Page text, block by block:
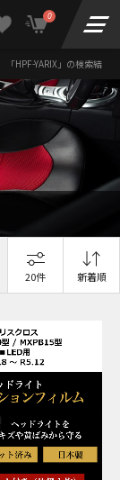
0
「HPF-YARIX」の検索結果
20件 新着順